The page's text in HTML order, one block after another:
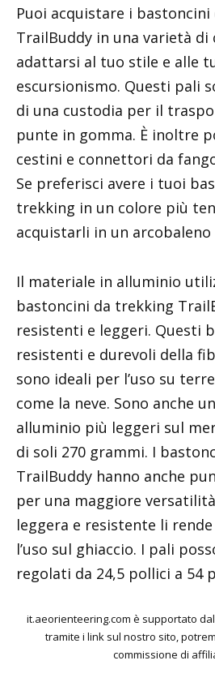
Puoi acquistare i
TrailBuddy in una varietà
adattarsi al tuo stile e alle
escursionismo. Questi pali
di una custodia per il
punte in gomma. È inoltre
cestini e connettori da
Se preferisci avere i tuoi
trekking in un colore più
acquistarli in un
Il materiale in alluminio
bastoncini da trekking
resistenti e leggeri. Questi
resistenti e durevoli della
sono ideali per l’uso su
come la neve. Sono anche
alluminio più leggeri sul
di soli 270 grammi. I
TrailBuddy hanno anche
per una maggiore
leggera e resistente li
l’uso sul ghiaccio. I pali
regolati da 24,5 pollici a 54
it.aeorienteering.com è supportato
tramite i link sul nostro sito,
commissione di